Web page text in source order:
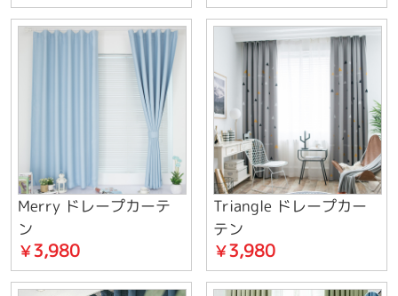
Merry ドレープカーテ
ン
￥3,980
Triangle ドレープカー
テン
￥3,980